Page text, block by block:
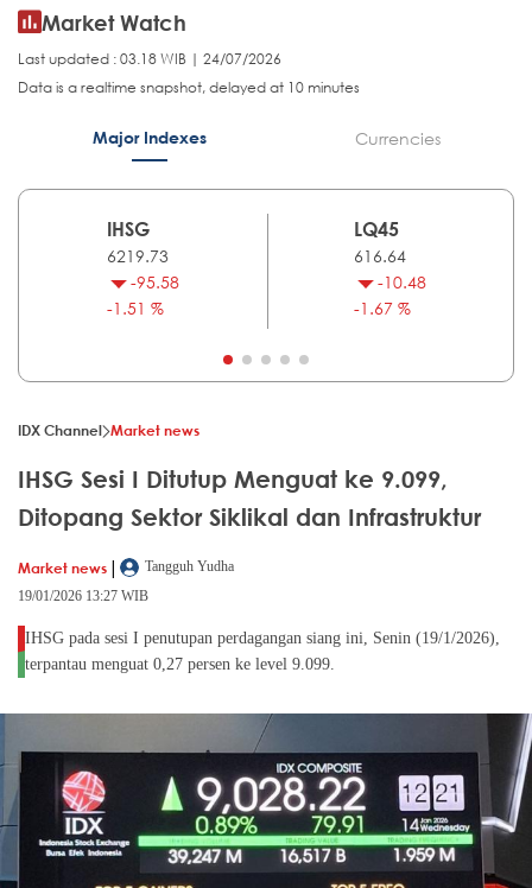
Market Watch
Last updated : 03.18 WIB | 24/07/2026
Data is a realtime snapshot, delayed at 10 minutes
Major Indexes Currencies
IHSG
6219.73
-95.58
-1.51 %
LQ45
616.64
-10.48
-1.67 %
IDX Channel Market news
IHSG Sesi I Ditutup Menguat ke 9.099,
Ditopang Sektor Siklikal dan Infrastruktur
Market news |
Tangguh Yudha
19/01/2026 13:27 WIB
IHSG pada sesi I penutupan perdagangan siang ini, Senin (19/1/2026),
terpantau menguat 0,27 persen ke level 9.099.